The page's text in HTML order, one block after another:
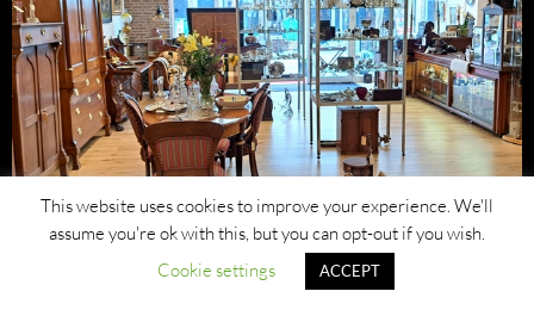
This website uses cookies to improve your experience. We'll
assume you're ok with this, but you can opt-out if you wish.
Cookie settings
ACCEPT